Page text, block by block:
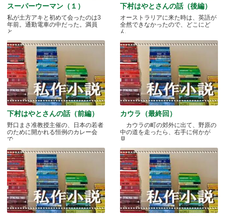
スーパーウーマン（１）
私が土方アキと初めて会ったのは3
年前。通勤電車の中だった。満員
と.....
下村はやとさんの話（後編）
オーストラリアに来た時は、英語が
全然できなかったので、どこにど
ん.....
下村はやとさんの話（前編）
野口まさ准教授主催の、日本の若者
のために開かれる恒例のカレー会
で.....
カウラ（最終回）
カウラの町の郊外に出て、野原の
中の道を走ったら、右手に何かが
見.....